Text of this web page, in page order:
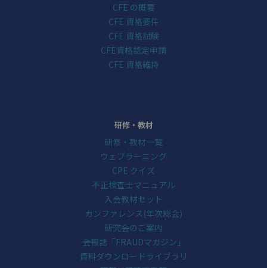
CFE の概要
CFE 資格要件
CFE 資格試験
CFE資格認定申請
CFE 資格維持
研修・教材
研修・教材一覧
ウェブラーニング
CPE クイズ
不正検査士マニュアル
入会教材セット
カンファレンス(年次総会)
研究会のご案内
会報誌「FRAUDマガジン」
資料ダウンロードライブラリ